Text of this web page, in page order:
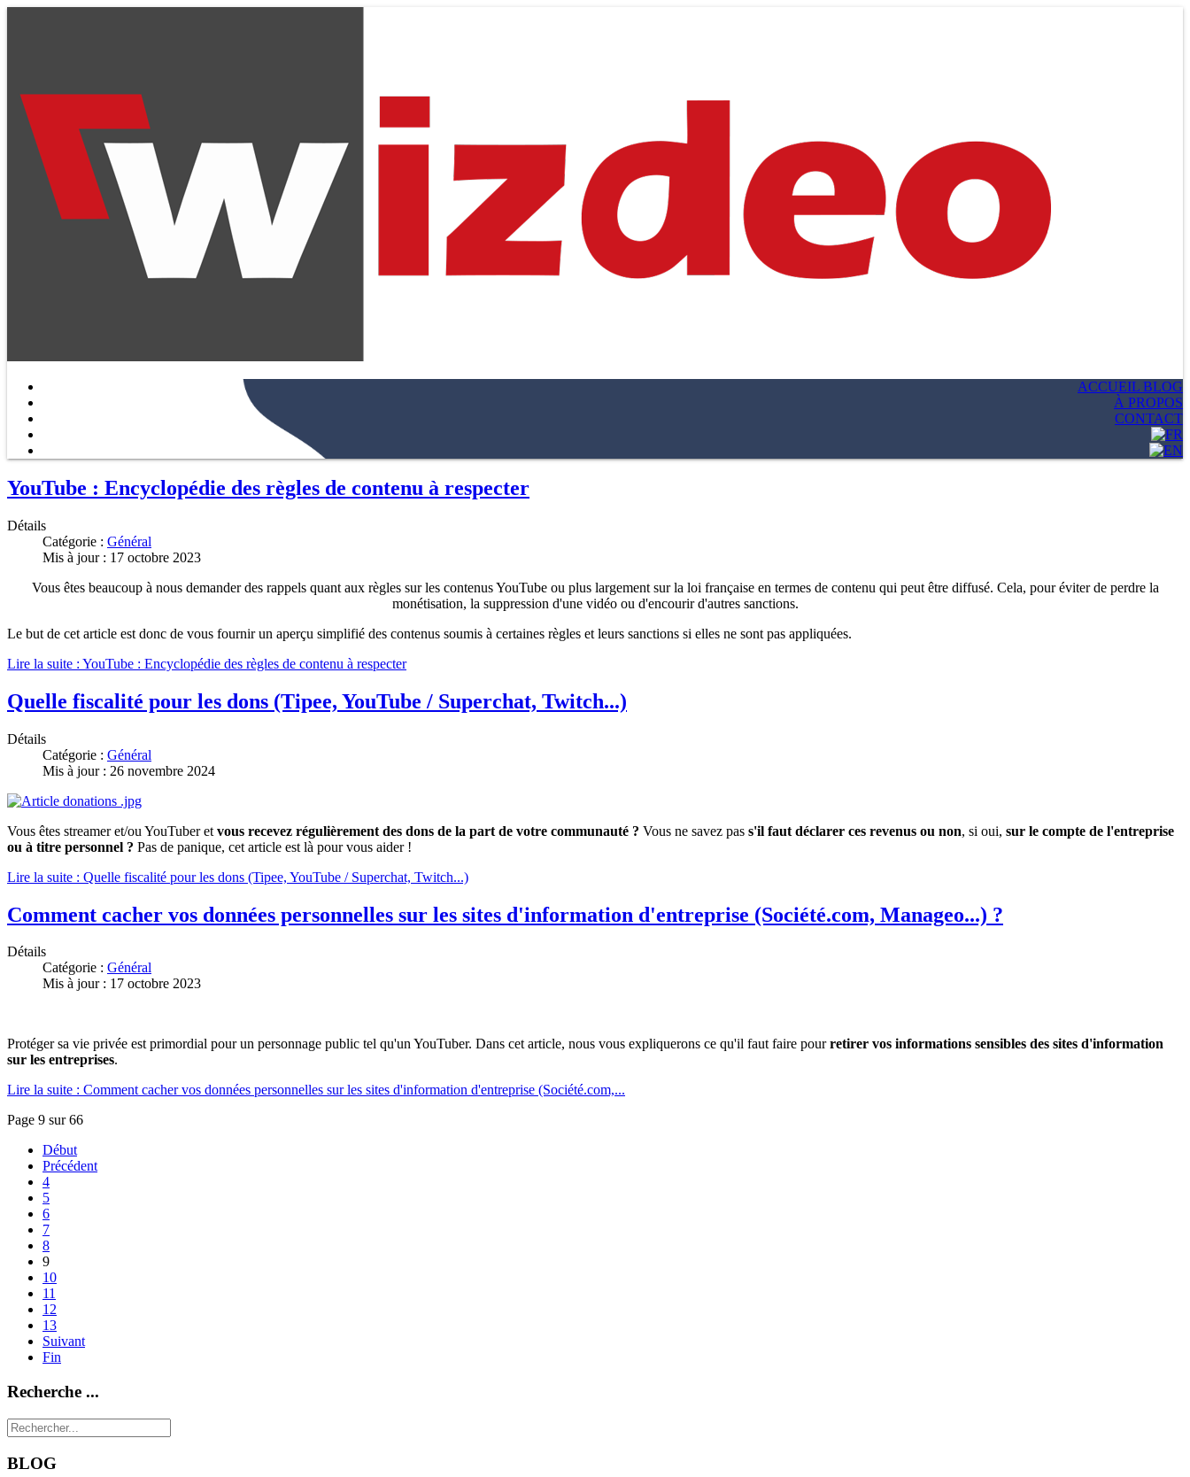
ACCUEIL BLOG
À PROPOS
CONTACT
YouTube : Encyclopédie des règles de contenu à respecter
Détails
Catégorie : Général
Mis à jour : 17 octobre 2023
Vous êtes beaucoup à nous demander des rappels quant aux règles sur les contenus YouTube ou plus largement sur la loi française en termes de contenu qui peut être diffusé. Cela, pour éviter de perdre la
monétisation, la suppression d'une vidéo ou d'encourir d'autres sanctions.
Le but de cet article est donc de vous fournir un aperçu simplifié des contenus soumis à certaines règles et leurs sanctions si elles ne sont pas appliquées.
Lire la suite : YouTube : Encyclopédie des règles de contenu à respecter
Quelle fiscalité pour les dons (Tipee, YouTube / Superchat, Twitch...)
Détails
Catégorie : Général
Mis à jour : 26 novembre 2024
Vous êtes streamer et/ou YouTuber et vous recevez régulièrement des dons de la part de votre communauté ? Vous ne savez pas s'il faut déclarer ces revenus ou non, si oui, sur le compte de l'entreprise
ou à titre personnel ? Pas de panique, cet article est là pour vous aider !
Lire la suite : Quelle fiscalité pour les dons (Tipee, YouTube / Superchat, Twitch...)
Comment cacher vos données personnelles sur les sites d'information d'entreprise (Société.com, Manageo...) ?
Détails
Catégorie : Général
Mis à jour : 17 octobre 2023
Protéger sa vie privée est primordial pour un personnage public tel qu'un YouTuber. Dans cet article, nous vous expliquerons ce qu'il faut faire pourretirer vos informations sensibles des sites d'information
sur les entreprises.
Lire la suite : Comment cacher vos données personnelles sur les sites d'information d'entreprise (Société.com,...
Page 9 sur 66
Début
Précédent
4
5
6
7
8
9
10
11
12
13
Suivant
Fin
Recherche ...
BLOG